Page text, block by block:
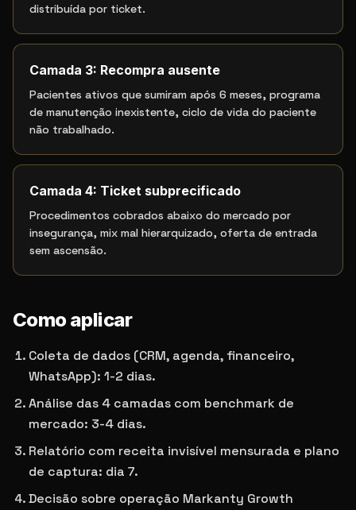
distribuída por ticket.
Camada 3: Recompra ausente
Pacientes ativos que sumiram após 6 meses, programa
de manutenção inexistente, ciclo de vida do paciente
não trabalhado.
Camada 4: Ticket subprecificado
Procedimentos cobrados abaixo do mercado por
insegurança, mix mal hierarquizado, oferta de entrada
sem ascensão.
Como aplicar
Coleta de dados (CRM, agenda, financeiro,
WhatsApp): 1-2 dias.
Análise das 4 camadas com benchmark de
mercado: 3-4 dias.
Relatório com receita invisível mensurada e plano
de captura: dia 7.
Decisão sobre operação Markanty Growth